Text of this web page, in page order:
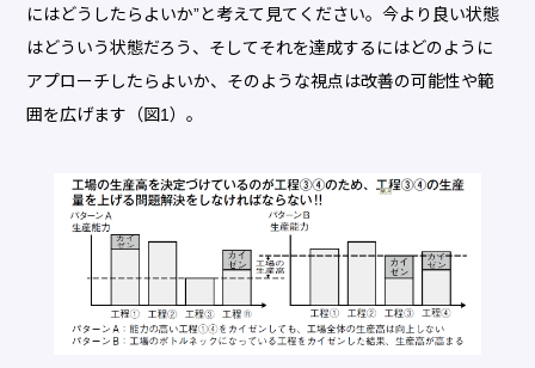
にはどうしたらよいか”と考えて見てください。今より良い状態
はどういう状態だろう、そしてそれを達成するにはどのように
アプローチしたらよいか、そのような視点は改善の可能性や範
囲を広げます（図1）。